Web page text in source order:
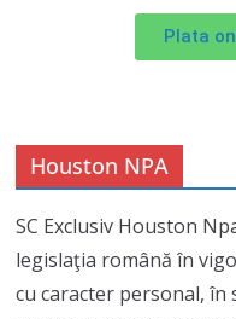
Plata
Houston NPA
SC Exclusiv Houston
legislaţia română în
cu caracter personal, în